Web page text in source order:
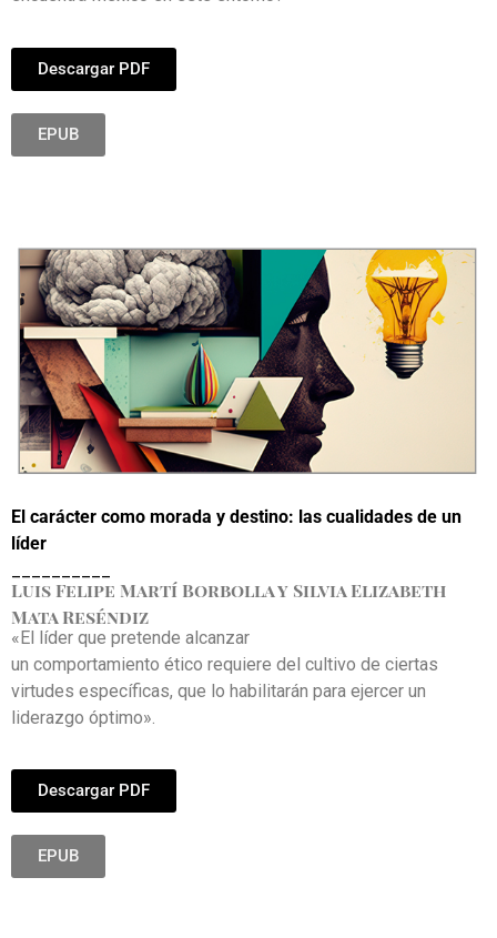
Descargar PDF
EPUB
El carácter como morada y destino: las cualidades de un
líder
Luis Felipe Martí Borbolla y Silvia Elizabeth
Mata Reséndiz
«El líder que pretende alcanzar
un comportamiento ético requiere del cultivo de ciertas
virtudes específicas, que lo habilitarán para ejercer un
liderazgo óptimo».
Descargar PDF
EPUB